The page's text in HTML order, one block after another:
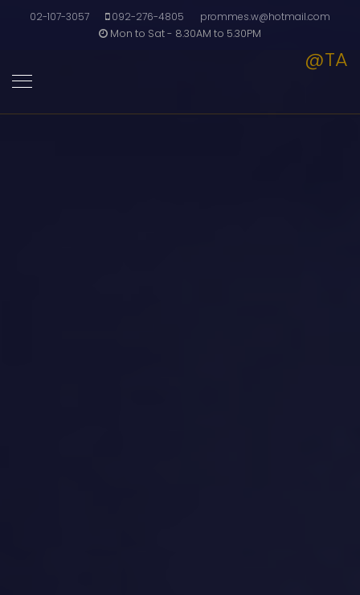
02-107-3057 092-276-4805
prommes.w@hotmail.com
Mon to Sat - 8.30AM to 5.30PM
@TA